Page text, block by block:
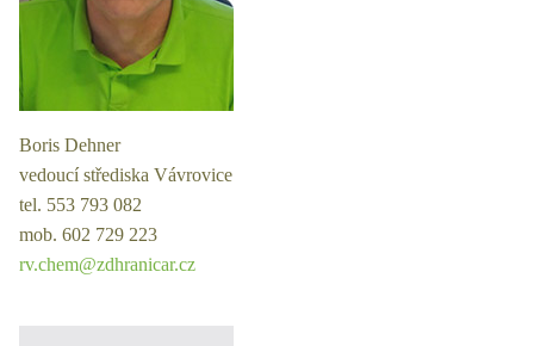
Boris Dehner
vedoucí střediska Vávrovice
tel. 553 793 082
mob. 602 729 223
rv.chem@zdhranicar.cz